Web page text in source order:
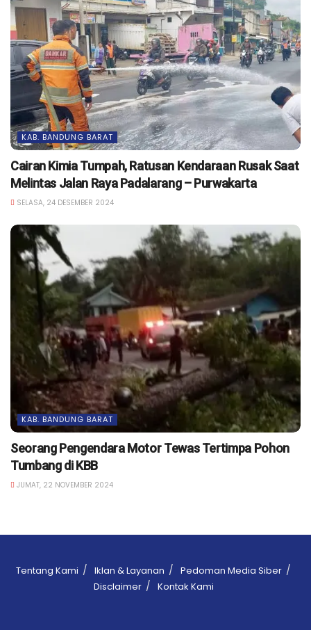
KAB. BANDUNG BARAT
Cairan Kimia Tumpah, Ratusan Kendaraan Rusak Saat
Melintas Jalan Raya Padalarang – Purwakarta
SELASA, 24 DESEMBER 2024
KAB. BANDUNG BARAT
Seorang Pengendara Motor Tewas Tertimpa Pohon
Tumbang di KBB
JUMAT, 22 NOVEMBER 2024
Tentang Kami Iklan & Layanan
Pedoman Media Siber
Disclaimer
Kontak Kami